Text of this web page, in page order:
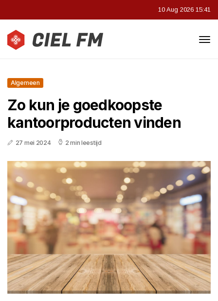
10 Aug 2026 15:41
Algemeen
Zo kun je goedkoopste
kantoorproducten vinden
27 mei 2024 2 min leestijd